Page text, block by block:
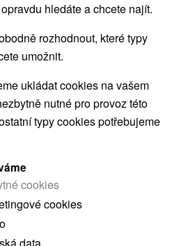
hledáte a chcete najít.
rozhodnout, které typy
umožnit.
ukládat cookies na vašem
nutné pro provoz této
typy cookies potřebujeme
cookies
cookies